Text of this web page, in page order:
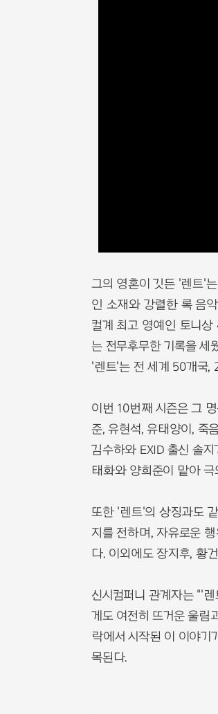
그의 영혼이 깃든 '렌트'
인 소재와 강렬한 록 음
컬계 최고 영예인 토니상
는 전무후무한 기록을 세
'렌트'는 전 세계 50개국,
이번 10번째 시즌은 그
준, 유현석, 유태양이, 죽
김수하와 EXID 출신 솔
태화와 양희준이 맡아 극
또한 '렌트'의 상징과도
지를 전하며, 자유로운
다. 이외에도 장지후, 황
신시컴퍼니 관계자는 "'
게도 여전히 뜨거운 울림
락에서 시작된 이 이야기
목된다.